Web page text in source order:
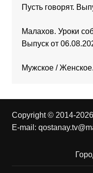
Пусть говорят.
Малахов. Уроки
Выпуск от
Мужское /
Copyright © 2014-
E-mail: